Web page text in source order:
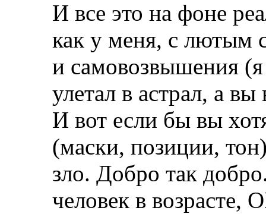
И все это на фоне
как у меня, с лютым
и самовозвышения (я
улетал в астрал, а
И вот если бы вы
(маски, позиции,
зло. Добро так
человек в